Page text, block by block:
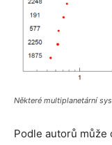
Některé multiplanetární
Podle autorů může